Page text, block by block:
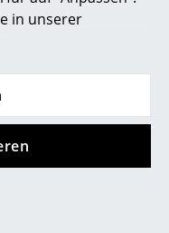
in unserer